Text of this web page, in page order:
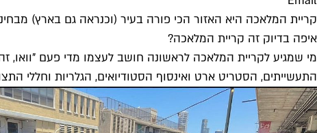
קריית המלאכה היא האזור הכי פורה בעיר (וכנראה גם בארץ)
איפה בדיוק זה קריית המלאכה?
מי שמגיע לקריית המלאכה לראשונה חושב לעצמו מדי פעם "וואו,
התעשייתים, הסטריט ארט ואינסוף הסטודיואים, הגלריות וחללי